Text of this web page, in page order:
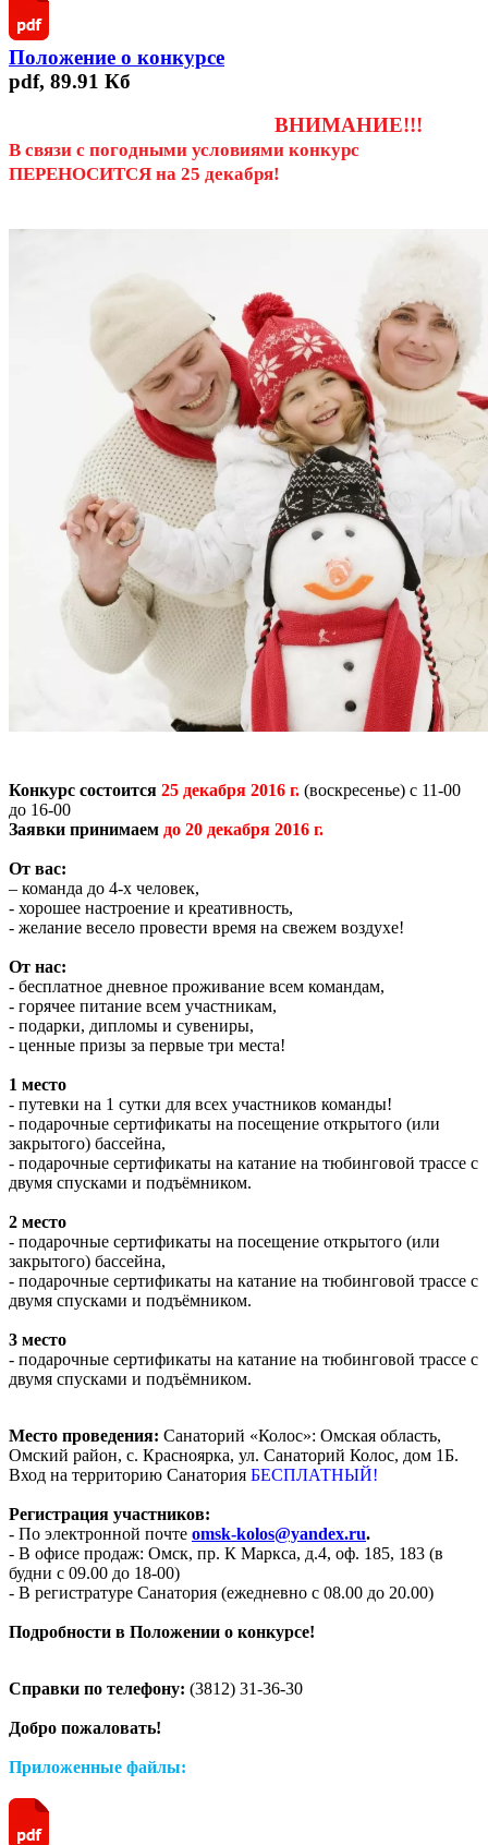
Положение о конкурсе
pdf, 89.91 Кб
ВНИМАНИЕ!!!
В связи с погодными условиями конкурс
ПЕРЕНОСИТСЯ на 25 декабря!
Конкурс состоится 25 декабря 2016 г. (воскресенье) с 11-00
до 16-00
Заявки принимаем до 20 декабря 2016 г.
От вас:
– команда до 4-х человек,
- хорошее настроение и креативность,
- желание весело провести время на свежем воздухе!
От нас:
- бесплатное дневное проживание всем командам,
- горячее питание всем участникам,
- подарки, дипломы и сувениры,
- ценные призы за первые три места!
1 место
- путевки на 1 сутки для всех участников команды!
- подарочные сертификаты на посещение открытого (или
закрытого) бассейна,
- подарочные сертификаты на катание на тюбинговой трассе с
двумя спусками и подъёмником.
2 место
- подарочные сертификаты на посещение открытого (или
закрытого) бассейна,
- подарочные сертификаты на катание на тюбинговой трассе с
двумя спусками и подъёмником.
3 место
- подарочные сертификаты на катание на тюбинговой трассе с
двумя спусками и подъёмником.
Место проведения: Санаторий «Колос»: Омская область,
Омский район, с. Красноярка, ул. Санаторий Колос, дом 1Б.
Вход на территорию Санатория БЕСПЛАТНЫЙ!
Регистрация участников:
- По электронной почте omsk-kolos@yandex.ru.
- В офисе продаж: Омск, пр. К Маркса, д.4, оф. 185, 183 (в
будни с 09.00 до 18-00)
- В регистратуре Санатория (ежедневно с 08.00 до 20.00)
Подробности в Положении о конкурсе!
Справки по телефону: (3812) 31-36-30
Добро пожаловать!
Приложенные файлы: